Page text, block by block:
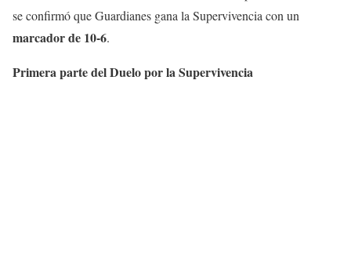
se confirmó que Guardianes gana la Supervivencia con un
marcador de 10-6.
Primera parte del Duelo por la Supervivencia